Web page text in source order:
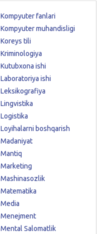
Kompyuter fanlari
Kompyuter muhandisligi
Koreys tili
Kriminologiya
Kutubxona ishi
Laboratoriya ishi
Leksikografiya
Lingvistika
Logistika
Loyihalarni boshqarish
Madaniyat
Mantiq
Marketing
Mashinasozlik
Matematika
Media
Menejment
Mental Salomatlik